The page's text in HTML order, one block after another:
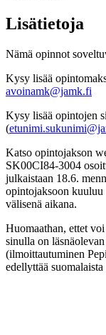
Lisätietoja
Nämä opinnot
Kysy lisää
avoinamk@jamk.fi
Kysy lisää opintojen
(
Katso opintojakson
SK00CI84-3004
julkaistaan 18.6.
opintojaksoon kuuluu
välisenä aikana.
Huomaathan, ettet
sinulla on
(ilmoittautuminen
edellyttää